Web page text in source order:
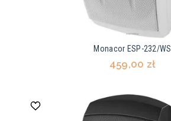
Monacor ESP-232/WS
459,00 zł